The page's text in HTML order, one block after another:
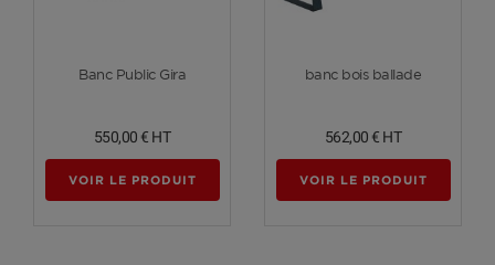
Voir plus
Banc Public Gira
550,00 € HT
VOIR LE PRODUIT
Voir plus
banc bois ballade
562,00 € HT
VOIR LE PRODUIT